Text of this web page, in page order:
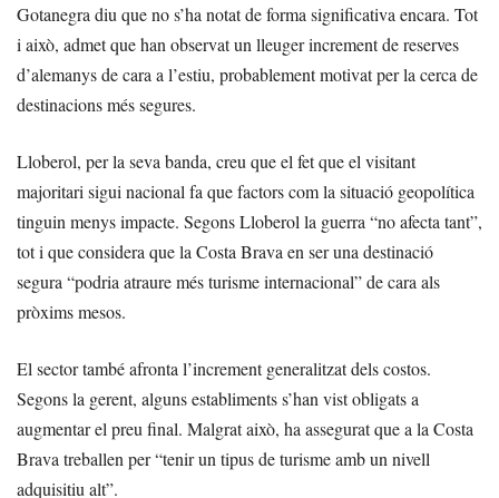
Gotanegra diu que no s’ha notat de forma significativa encara. Tot
i això, admet que han observat un lleuger increment de reserves
d’alemanys de cara a l’estiu, probablement motivat per la cerca de
destinacions més segures.
Lloberol, per la seva banda, creu que el fet que el visitant
majoritari sigui nacional fa que factors com la situació geopolítica
tinguin menys impacte. Segons Lloberol la guerra “no afecta tant”,
tot i que considera que la Costa Brava en ser una destinació
segura “podria atraure més turisme internacional” de cara als
pròxims mesos.
El sector també afronta l’increment generalitzat dels costos.
Segons la gerent, alguns establiments s’han vist obligats a
augmentar el preu final. Malgrat això, ha assegurat que a la Costa
Brava treballen per “tenir un tipus de turisme amb un nivell
adquisitiu alt”.